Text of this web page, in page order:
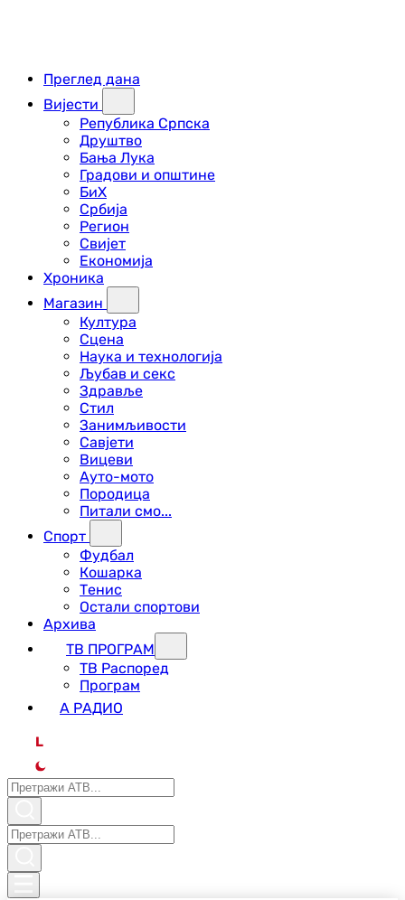
Преглед дана
Вијести
Република Српска
Друштво
Бања Лука
Градови и општине
БиХ
Србија
Регион
Свијет
Економија
Хроника
Магазин
Култура
Сцена
Наука и технологија
Љубав и секс
Здравље
Стил
Занимљивости
Савјети
Вицеви
Ауто-мото
Породица
Питали смо...
Спорт
Фудбал
Кошарка
Тенис
Остали спортови
Архива
ТВ ПРОГРАМ
ТВ Распоред
Програм
А РАДИО
L